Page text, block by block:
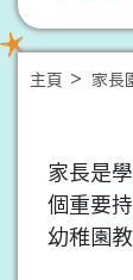
主頁 家長
家長是
個重要
幼稚園